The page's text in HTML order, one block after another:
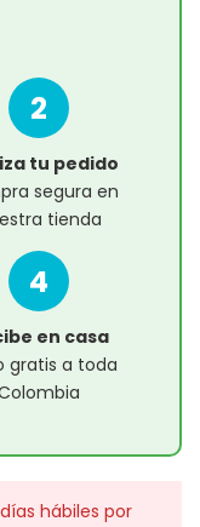
2
tu pedido
segura en
tienda
4
en casa
gratis a toda
hábiles por